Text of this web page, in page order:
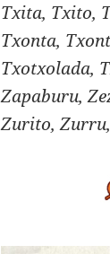
Txita, Txito,
Txonta,
Txotxolada,
Zapaburu,
Zurito,